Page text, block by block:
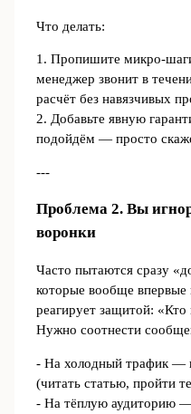
Что делать:
1. Пропишите
менеджер звонит в
расчёт без навязчивых
2. Добавьте явную
подойдём — просто
---
Проблема 2. Вы
воронки
Часто пытаются сразу
которые вообще впервые
реагирует защитой: «Кто
Нужно соотнести
- На холодный трафик —
(читать статью, пройти
- На тёплую аудиторию